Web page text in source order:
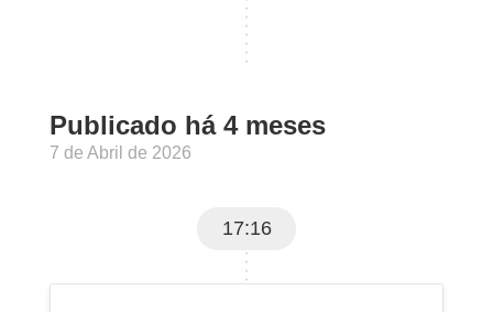
Publicado há 4 meses
7 de Abril de 2026
17:16